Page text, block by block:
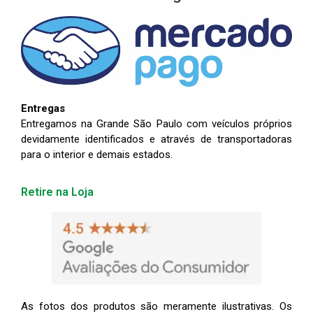
Entregas
Entregamos na Grande São Paulo com veículos próprios
devidamente identificados e através de transportadoras
para o interior e demais estados.
Retire na Loja
As fotos dos produtos são meramente ilustrativas. Os